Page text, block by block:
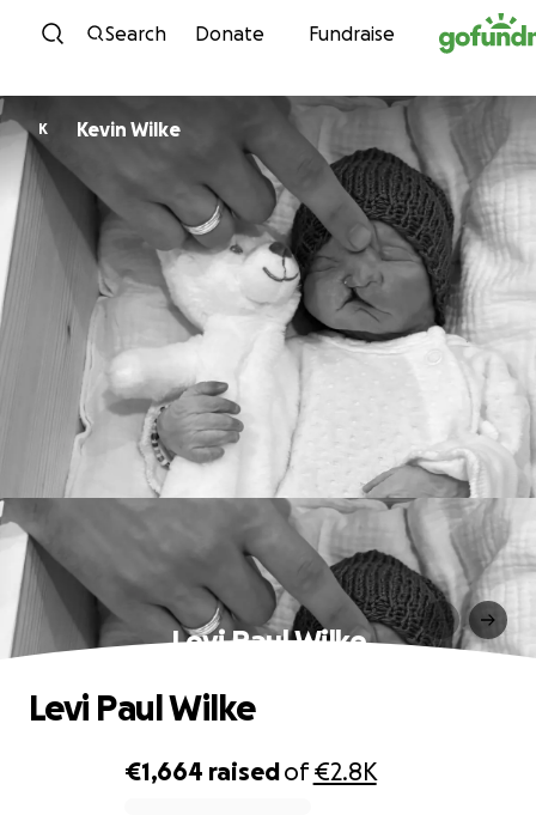
Skip to content
Search Donate Fundraise
K Kevin Wilke
Levi Paul Wilke
€1,664 raisedof€2.8K
Levi Paul Wilke